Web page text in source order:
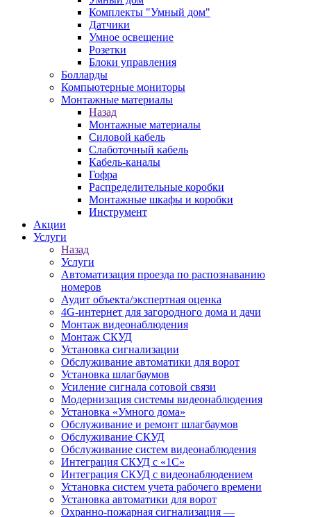
Комплекты "Умный дом"
Датчики
Умное освещение
Розетки
Блоки управления
Болларды
Компьютерные мониторы
Монтажные материалы
Назад
Монтажные материалы
Силовой кабель
Слаботочный кабель
Кабель-каналы
Гофра
Распределительные коробки
Монтажные шкафы и коробки
Инструмент
Акции
Услуги
Назад
Услуги
Автоматизация проезда по распознаванию
номеров
Аудит объекта/экспертная оценка
4G-интернет для загородного дома и дачи
Монтаж видеонаблюдения
Монтаж СКУД
Установка сигнализации
Обслуживание автоматики для ворот
Установка шлагбаумов
Усиление сигнала сотовой связи
Модернизация системы видеонаблюдения
Установка «Умного дома»
Обслуживание и ремонт шлагбаумов
Обслуживание СКУД
Обслуживание систем видеонаблюдения
Интеграция СКУД с «1С»
Интеграция СКУД с видеонаблюдением
Установка систем учета рабочего времени
Установка автоматики для ворот
Охранно-пожарная сигнализация —